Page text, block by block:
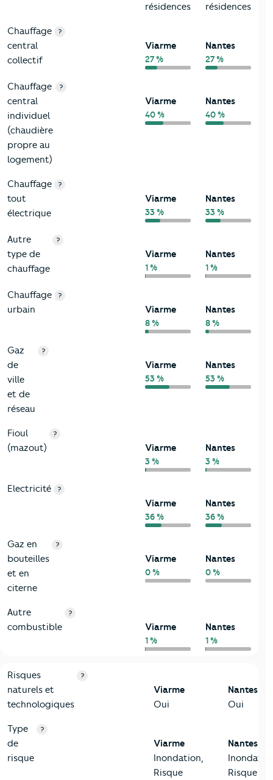
résidences
résidences
Chauffage
central
collectif
?
Viarme
27 %
Nantes
27 %
Chauffage
central
individuel
(chaudière
propre au
logement)
?
Viarme
40 %
Nantes
40 %
Chauffage
tout
électrique
?
Viarme
33 %
Nantes
33 %
Autre
type de
chauffage
?
Viarme
1 %
Nantes
1 %
Chauffage
urbain
?
Viarme
8 %
Nantes
8 %
Gaz
de
ville
et de
réseau
?
Viarme
53 %
Nantes
53 %
Fioul
(mazout)
?
Viarme
3 %
Nantes
3 %
Electricité ?
Viarme
36 %
Nantes
36 %
Gaz en
bouteilles
et en
citerne
?
Viarme
0 %
Nantes
0 %
Autre
combustible
?
Viarme
1 %
Nantes
1 %
9-Diagnostic risques
Critères Viarme
Risques
naturels et
technologiques
?
Viarme
Oui
Nantes
Oui
Type
de
risque
?
Viarme
Inondation,
Risque
Nantes
Risque